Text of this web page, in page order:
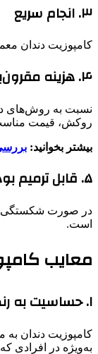
۳. انجام سریع
کامپوزیت دندان
۴. هزینه مقرون‌به‌صرفه
نسبت به روش‌های
روکش، قیمت
بیشتر بخوانید:
۵. قابل ترمیم بودن
در صورت شکستگی
است.
معایب
۱. حساسیت به رنگ
کامپوزیت دندان
به‌ویژه در افرادی